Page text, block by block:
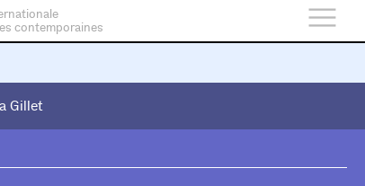
contemporaines
Gillet
Gillet